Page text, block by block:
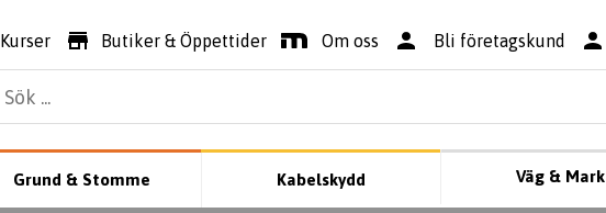
Kurser Butiker & Öppettider Om oss Bli företagskund
Grund & Stomme Kabelskydd Väg & Mark